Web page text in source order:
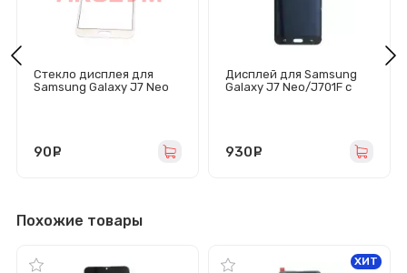
Стекло дисплея для
Samsung Galaxy J7 Neo
90
Дисплей для Samsung
Galaxy J7 Neo/J701F с
930
Похожие товары
ХИТ